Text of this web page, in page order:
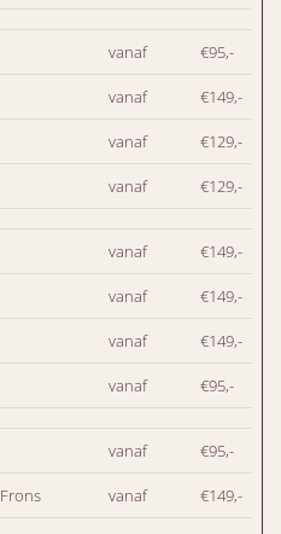
vanaf €95,-
vanaf €149,-
vanaf €129,-
vanaf €129,-
vanaf €149,-
vanaf €149,-
vanaf €149,-
vanaf €95,-
vanaf €95,-
Frons vanaf €149,-